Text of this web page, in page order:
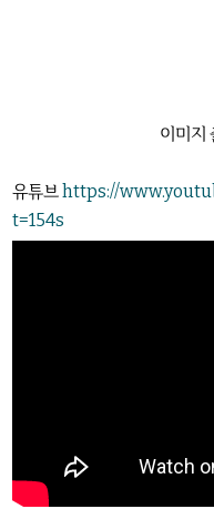
이미
유튜브https://
t=154s